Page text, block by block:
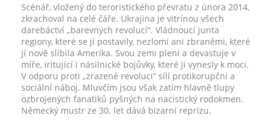
Scénář, vložený do teroristického převratu z února 2014,
zkrachoval na celé čáře. Ukrajina je vitrínou všech
darebáctví „barevných revolucí“. Vládnoucí junta
regiony, které se jí postavily, nezlomí ani zbraněmi, které
jí nově slíbila Amerika. Svou zemi plení a devastuje v
míře, iritující i násilnické bojůvky, které ji vynesly k moci.
V odporu proti „zrazené revoluci“ sílí protikorupční a
sociální náboj. Mluvčím jsou však zatím hlavně tlupy
ozbrojených fanatiků pyšných na nacistický rodokmen.
Německý mustr ze 30. let dává bizarní reprízu.